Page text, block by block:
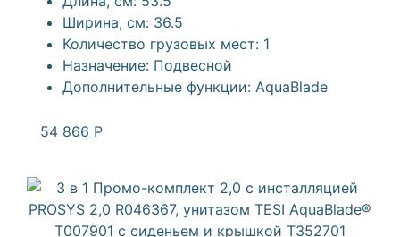
Ширина, см: 36.5
Количество грузовых мест: 1
Назначение: Подвесной
Дополнительные функции: AquaBlade
54 866 Р